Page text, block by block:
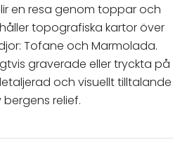
en resa genom toppar och
topografiska kartor över
Tofane och Marmolada.
graverade eller tryckta på
och visuellt tilltalande
relief.